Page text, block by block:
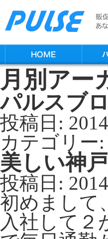
月別アー
パルスブ
投稿日:
カテゴリー:
美しい神
投稿日:
初めまして
入社して２